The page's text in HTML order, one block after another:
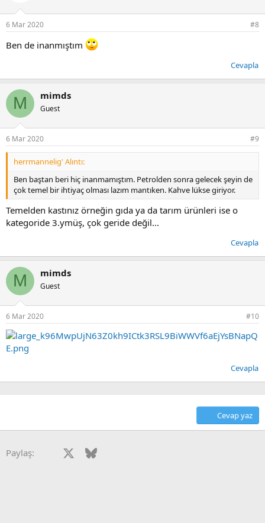
6 Mar 2020 #8
Ben de inanmıştım
Cevapla
M mimds
Guest
6 Mar 2020 #9
herrmannelig' Alıntı:
Ben baştan beri hiç inanmamıştım. Petrolden sonra gelecek şeyin de
çok temel bir ihtiyaç olması lazım mantıken. Kahve lükse giriyor.
Temelden kastınız örneğin gıda ya da tarım ürünleri ise o
kategoride 3.ymüş, çok geride değil...
Cevapla
M mimds
Guest
6 Mar 2020 #10
Cevapla
Cevap yaz
Paylaş: Facebook Bluesky